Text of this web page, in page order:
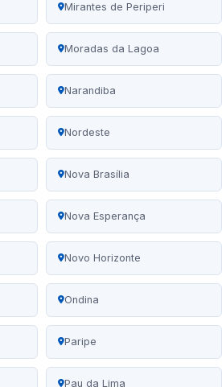
Mirantes de Periperi
Moradas da Lagoa
Narandiba
Nordeste
Nova Brasília
Nova Esperança
Novo Horizonte
Ondina
Paripe
Pau da Lima